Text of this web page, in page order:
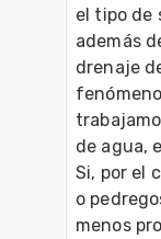
el tipo de
además
drenaje
de agua,
Si, por el
o
menos